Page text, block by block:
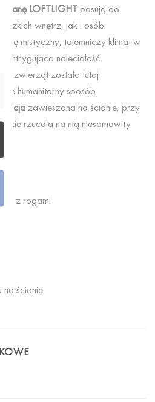
ścianę LOFTLIGHTpasują do
wnętrz, jak i osób
mistyczny, tajemniczy klimat w
Intrygująca naleciałość
zwierząt została tutaj
humanitarny sposób.
zawieszona na ścianie, przy
rzucała na nią niesamowity
z rogami
na ścianie